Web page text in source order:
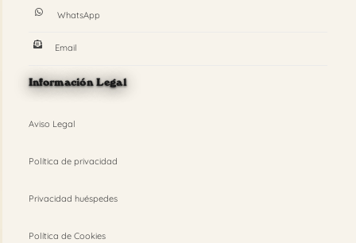
WhatsApp
Email
Información Legal
Aviso Legal
Política de privacidad
Privacidad huéspedes
Política de Cookies